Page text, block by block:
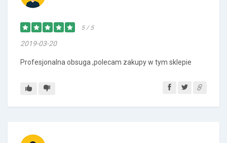
5 / 5
2019-03-20
Profesjonalna obsuga ,polecam zakupy w tym sklepie